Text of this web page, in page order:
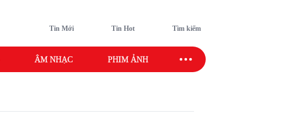
Tin Mới Tin Hot Tìm kiếm
ÂM NHẠC PHIM ẢNH SAO SPORT